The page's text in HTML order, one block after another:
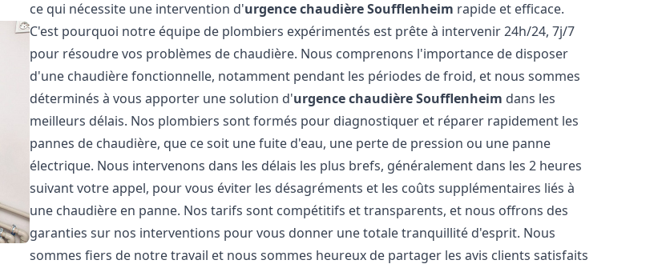
ce qui nécessite une intervention d'urgence chaudièreSoufflenheim rapide et efficace.
C'est pourquoi notre équipe de plombiers expérimentés est prête à intervenir 24h/24, 7j/7
pour résoudre vos problèmes de chaudière. Nous comprenons l'importance de disposer
d'une chaudière fonctionnelle, notamment pendant les périodes de froid, et nous sommes
déterminés à vous apporter une solution d'urgence chaudièreSoufflenheim dans les
meilleurs délais. Nos plombiers sont formés pour diagnostiquer et réparer rapidement les
pannes de chaudière, que ce soit une fuite d'eau, une perte de pression ou une panne
électrique. Nous intervenons dans les délais les plus brefs, généralement dans les 2 heures
suivant votre appel, pour vous éviter les désagréments et les coûts supplémentaires liés à
une chaudière en panne. Nos tarifs sont compétitifs et transparents, et nous offrons des
garanties sur nos interventions pour vous donner une totale tranquillité d'esprit. Nous
sommes fiers de notre travail et nous sommes heureux de partager les avis clients satisfaits